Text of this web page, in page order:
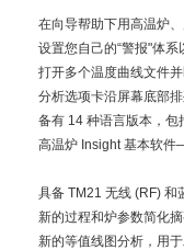
在向导帮助下用高温炉
设置您自己的“警报"体
打开多个温度曲线文件
分析选项卡沿屏幕底部
备有 14 种语言版本，包
高温炉 Insight 基本软件
具备 TM21 无线 (RF)
新的过程和炉参数简化
新的等值线图分析，用